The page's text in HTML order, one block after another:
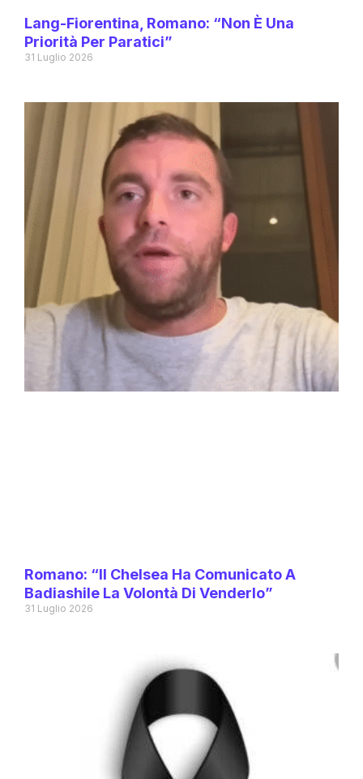
Lang-Fiorentina, Romano: “Non È Una
Priorità Per Paratici”
31 Luglio 2026
Romano: “Il Chelsea Ha Comunicato A
Badiashile La Volontà Di Venderlo”
31 Luglio 2026